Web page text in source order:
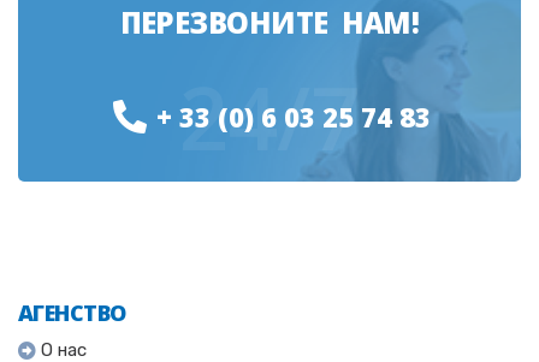
ПЕРЕЗВОНИТЕ НАМ!
+ 33 (0) 6 03 25 74 83
24/7
АГЕНСТВО
О нас